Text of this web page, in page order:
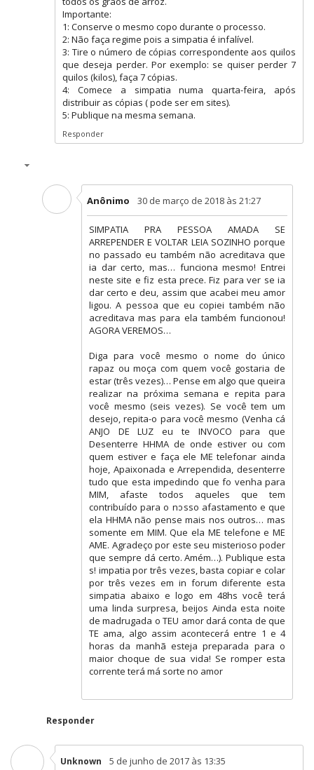
Importante:
1: Conserve o mesmo copo durante o processo.
2: Não faça regime pois a simpatia é infalível.
3: Tire o número de cópias correspondente aos quilos
que deseja perder. Por exemplo: se quiser perder 7
quilos (kilos), faça 7 cópias.
4: Comece a simpatia numa quarta-feira, após
distribuir as cópias ( pode ser em sites).
5: Publique na mesma semana.
Responder
Anônimo 30 de março de 2018 às 21:27
SIMPATIA PRA PESSOA AMADA SE
ARREPENDER E VOLTAR LEIA SOZINHO porque
no passado eu também não acreditava que
ia dar certo, mas… funciona mesmo! Entrei
neste site e fiz esta prece. Fiz para ver se ia
dar certo e deu, assim que acabei meu amor
ligou. A pessoa que eu copiei também não
acreditava mas para ela também funcionou!
AGORA VEREMOS…
Diga para você mesmo o nome do único
rapaz ou moça com quem você gostaria de
estar (três vezes)… Pense em algo que queira
realizar na próxima semana e repita para
você mesmo (seis vezes). Se você tem um
desejo, repita-o para você mesmo (Venha cá
ANJO DE LUZ eu te INVOCO para que
Desenterre HHMA de onde estiver ou com
quem estiver e faça ele ME telefonar ainda
hoje, Apaixonada e Arrependida, desenterre
tudo que esta impedindo que fo venha para
MIM, afaste todos aqueles que tem
contribuído para o nosso afastamento e que
ela HHMA não pense mais nos outros… mas
somente em MIM. Que ela ME telefone e ME
AME. Agradeço por este seu misterioso poder
que sempre dá certo. Amém…). Publique esta
s! impatia por três vezes, basta copiar e colar
por três vezes em in forum diferente esta
simpatia abaixo e logo em 48hs você terá
uma linda surpresa, beijos Ainda esta noite
de madrugada o TEU amor dará conta de que
TE ama, algo assim acontecerá entre 1 e 4
horas da manhã esteja preparada para o
maior choque de sua vida! Se romper esta
corrente terá má sorte no amor
Responder
Unknown 5 de junho de 2017 às 13:35